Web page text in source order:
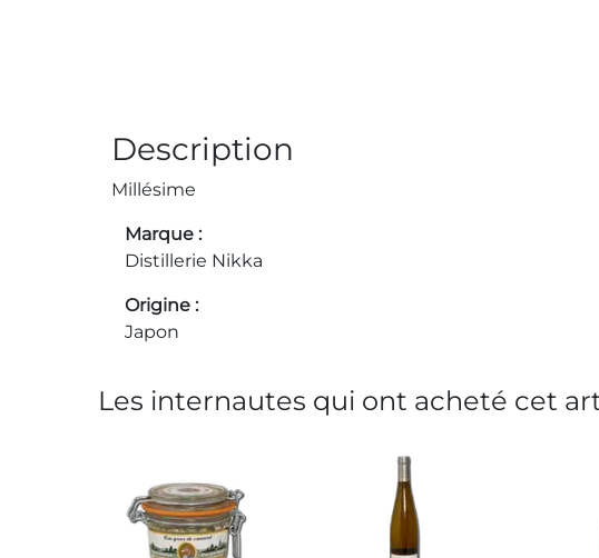
Description
Millésime
Marque
Distillerie Nikka
Origine
Japon
Les internautes qui ont acheté cet